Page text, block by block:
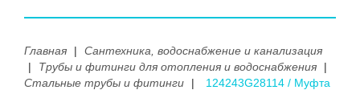
Главная |
Сантехника, водоснабжение и канализация
|
Трубы и фитинги для отопления и водоснабжения
|
Стальные трубы и фитинги
|
124243G28114 / Муфта